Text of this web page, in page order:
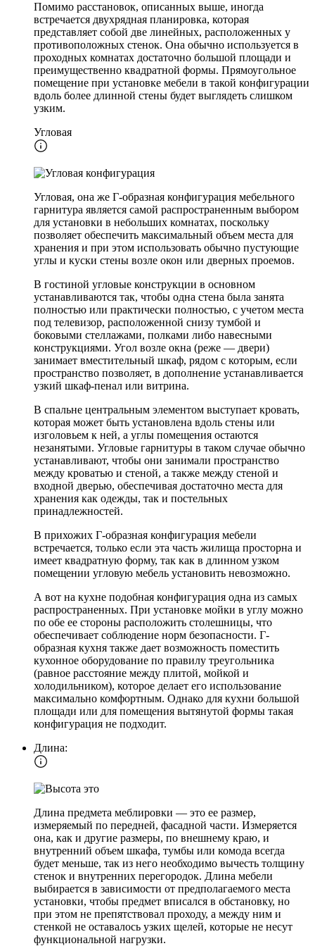
Помимо расстановок, описанных выше, иногда
встречается двухрядная планировка, которая
представляет собой две линейных, расположенных у
противоположных стенок. Она обычно используется в
проходных комнатах достаточно большой площади и
преимущественно квадратной формы. Прямоугольное
помещение при установке мебели в такой конфигурации
вдоль более длинной стены будет выглядеть слишком
узким.
Угловая
Угловая, она же Г-образная конфигурация мебельного
гарнитура является самой распространенным выбором
для установки в небольших комнатах, поскольку
позволяет обеспечить максимальный объем места для
хранения и при этом использовать обычно пустующие
углы и куски стены возле окон или дверных проемов.
В гостиной угловые конструкции в основном
устанавливаются так, чтобы одна стена была занята
полностью или практически полностью, с учетом места
под телевизор, расположенной снизу тумбой и
боковыми стеллажами, полками либо навесными
конструкциями. Угол возле окна (реже — двери)
занимает вместительный шкаф, рядом с которым, если
пространство позволяет, в дополнение устанавливается
узкий шкаф-пенал или витрина.
В спальне центральным элементом выступает кровать,
которая может быть установлена вдоль стены или
изголовьем к ней, а углы помещения остаются
незанятыми. Угловые гарнитуры в таком случае обычно
устанавливают, чтобы они занимали пространство
между кроватью и стеной, а также между стеной и
входной дверью, обеспечивая достаточно места для
хранения как одежды, так и постельных
принадлежностей.
В прихожих Г-образная конфигурация мебели
встречается, только если эта часть жилища просторна и
имеет квадратную форму, так как в длинном узком
помещении угловую мебель установить невозможно.
А вот на кухне подобная конфигурация одна из самых
распространенных. При установке мойки в углу можно
по обе ее стороны расположить столешницы, что
обеспечивает соблюдение норм безопасности. Г-
образная кухня также дает возможность поместить
кухонное оборудование по правилу треугольника
(равное расстояние между плитой, мойкой и
холодильником), которое делает его использование
максимально комфортным. Однако для кухни большой
площади или для помещения вытянутой формы такая
конфигурация не подходит.
Длина:
Длина предмета меблировки — это ее размер,
измеряемый по передней, фасадной части. Измеряется
она, как и другие размеры, по внешнему краю, и
внутренний объем шкафа, тумбы или комода всегда
будет меньше, так из него необходимо вычесть толщину
стенок и внутренних перегородок. Длина мебели
выбирается в зависимости от предполагаемого места
установки, чтобы предмет вписался в обстановку, но
при этом не препятствовал проходу, а между ним и
стенкой не оставалось узких щелей, которые не несут
функциональной нагрузки.